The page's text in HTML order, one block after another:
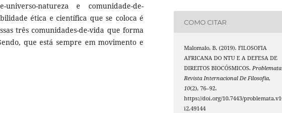
universo-natureza e comunidade-de-
ética e científica que se coloca é
três comunidades-de-vida que forma
que está sempre em movimento e
COMO CITAR
Malomalo, B. (2019). FILOSOFIA
AFRICANA DO NTU E A DEFESA DE
DIREITOS BIOCÓSMICOS.
Revista Internacional De Filosofia,
10(2), 76–92.
https://doi.org/10.7443/
i2.49144